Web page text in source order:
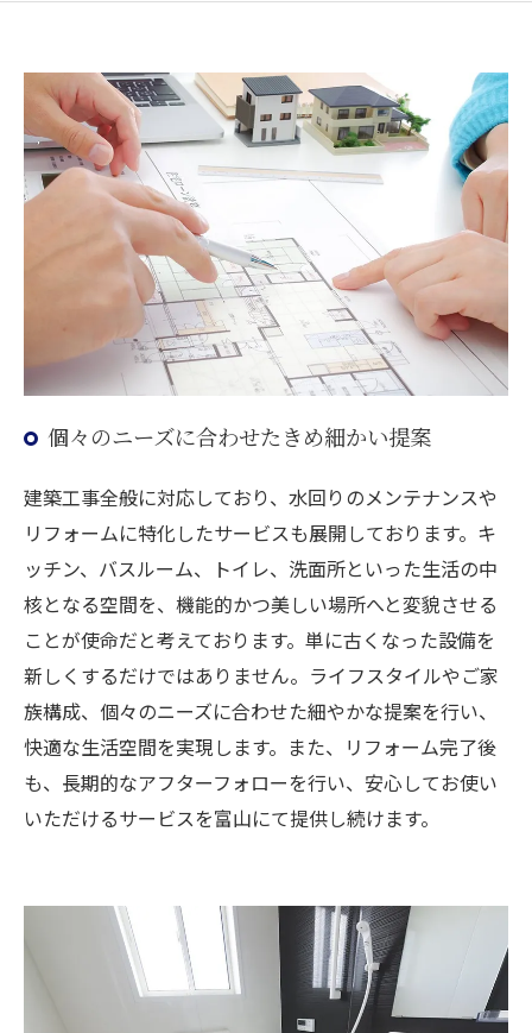
個々のニーズに合わせたきめ細かい提案
建築工事全般に対応しており、水回りのメンテナンスや
リフォームに特化したサービスも展開しております。キ
ッチン、バスルーム、トイレ、洗面所といった生活の中
核となる空間を、機能的かつ美しい場所へと変貌させる
ことが使命だと考えております。単に古くなった設備を
新しくするだけではありません。ライフスタイルやご家
族構成、個々のニーズに合わせた細やかな提案を行い、
快適な生活空間を実現します。また、リフォーム完了後
も、長期的なアフターフォローを行い、安心してお使い
いただけるサービスを富山にて提供し続けます。